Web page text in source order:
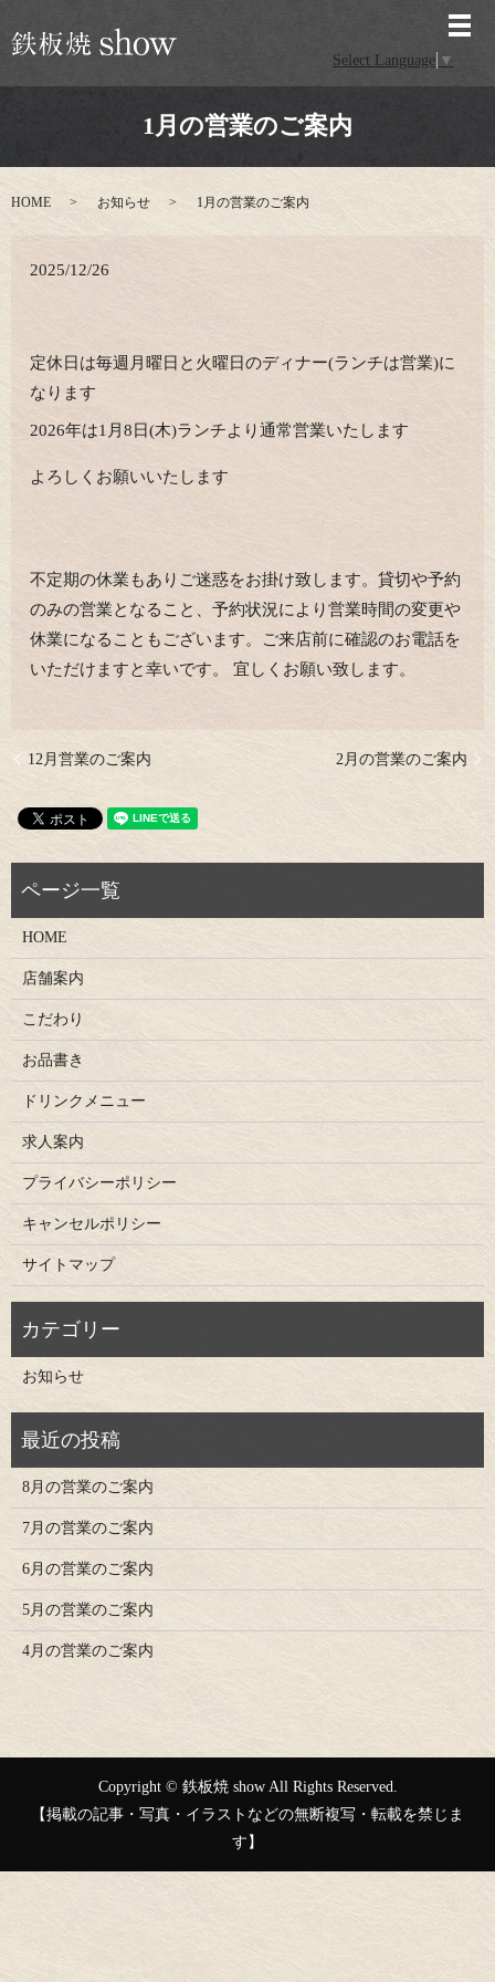
メ
Select Language ▼
1月の営業のご案内
HOME お知らせ 1月の営業のご案内
2025/12/26
定休日は毎週月曜日と火曜日のディナー(ランチは営業)に
なります
2026年は1月8日(木)ランチより通常営業いたします
よろしくお願いいたします
不定期の休業もありご迷惑をお掛け致します。貸切や予約
のみの営業となること、予約状況により営業時間の変更や
休業になることもございます。ご来店前に確認のお電話を
いただけますと幸いです。 宜しくお願い致します。
12月営業のご案内 2月の営業のご案内
HOME
店舗案内
こだわり
お品書き
ドリンクメニュー
求人案内
プライバシーポリシー
キャンセルポリシー
サイトマップ
お知らせ
8月の営業のご案内
7月の営業のご案内
6月の営業のご案内
5月の営業のご案内
4月の営業のご案内
Copyright © 鉄板焼 show All Rights Reserved.
【掲載の記事・写真・イラストなどの無断複写・転載を禁じま
す】